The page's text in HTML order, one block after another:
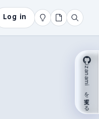
Log in
izanami を支援する